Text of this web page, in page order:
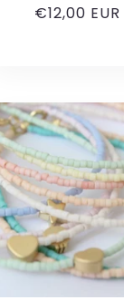
Κανονική
€12,00 EUR